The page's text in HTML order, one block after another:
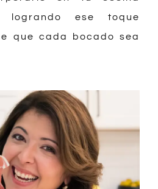
logrando ese toque
que cada bocado sea